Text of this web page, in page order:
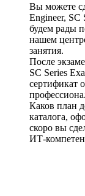
Вы можете
Engineer,
будем рады
нашем
занятия.
После
SC Series
сертификат
Каков план
каталога,
скоро вы
ИТ-